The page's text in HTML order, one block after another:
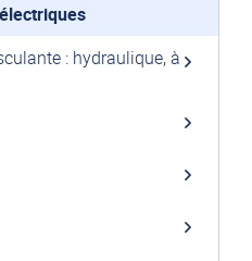
: hydraulique, à